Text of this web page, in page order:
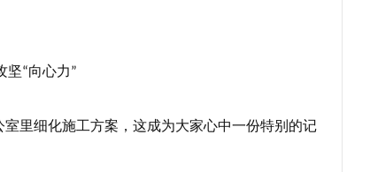
坚“向心力”
里细化施工方案，这成为大家心中一份特别的记